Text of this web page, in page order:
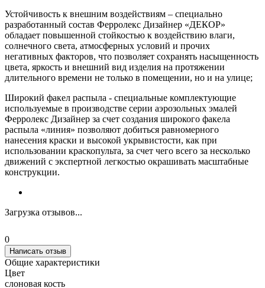
Устойчивость к внешним воздействиям – специально
разработанный состав Ферролекс Дизайнер «ДЕКОР»
обладает повышенной стойкостью к воздействию влаги,
солнечного света, атмосферных условий и прочих
негативных факторов, что позволяет сохранять насыщенность
цвета, яркость и внешний вид изделия на протяжении
длительного времени не только в помещении, но и на улице;
Широкий факел распыла - специальные комплектующие
используемые в производстве серии аэрозольных эмалей
Ферролекс Дизайнер за счет создания широкого факела
распыла «линия» позволяют добиться равномерного
нанесения краски и высокой укрывистости, как при
использовании краскопульта, за счет чего всего за несколько
движений с экспертной легкостью окрашивать масштабные
конструкции.
Загрузка отзывов...
0
Написать отзыв
Общие характеристики
Цвет
слоновая кость